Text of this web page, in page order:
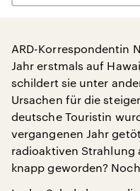
ARD-Korrespondentin
Jahr erstmals auf
schildert sie unter
Ursachen für die
deutsche Touristin
vergangenen Jahr
radioaktiven Strahlung
knapp geworden?